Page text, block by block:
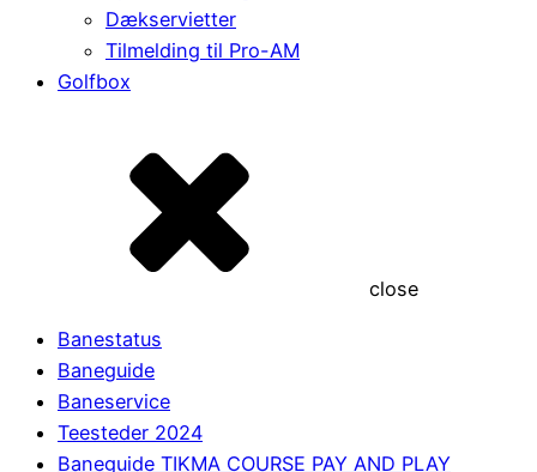
Dækservietter
Tilmelding til Pro-AM
Golfbox
close
Banestatus
Baneguide
Baneservice
Teesteder 2024
Baneguide TIKMA COURSE PAY AND PLAY